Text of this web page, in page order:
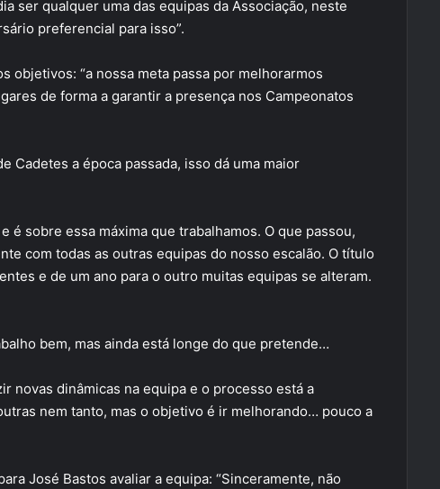
ser qualquer uma das equipas da Associação, neste
preferencial para isso”.
objetivos: “a nossa meta passa por melhorarmos
de forma a garantir a presença nos Campeonatos
Cadetes a época passada, isso dá uma maior
é sobre essa máxima que trabalhamos. O que passou,
com todas as outras equipas do nosso escalão. O título
e de um ano para o outro muitas equipas se alteram.
bem, mas ainda está longe do que pretende…
novas dinâmicas na equipa e o processo está a
nem tanto, mas o objetivo é ir melhorando… pouco a
José Bastos avaliar a equipa: “Sinceramente, não